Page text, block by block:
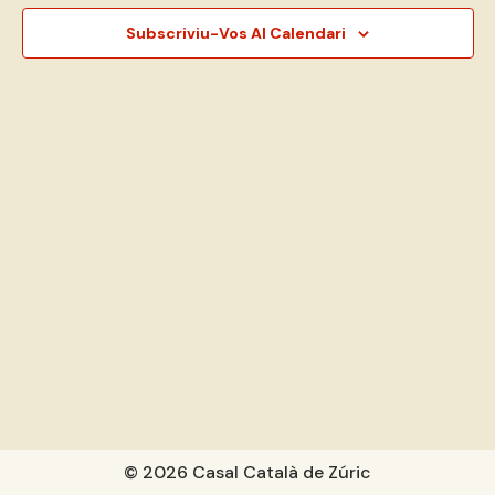
Subscriviu-Vos Al Calendari
© 2026 Casal Català de Zúric